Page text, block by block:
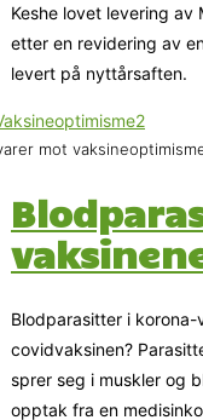
Keshe lovet levering
etter en revidering av
levert på nyttårsaften.
mot
Blodparasitter i
covidvaksinen?
sprer seg i muskler og
opptak fra en